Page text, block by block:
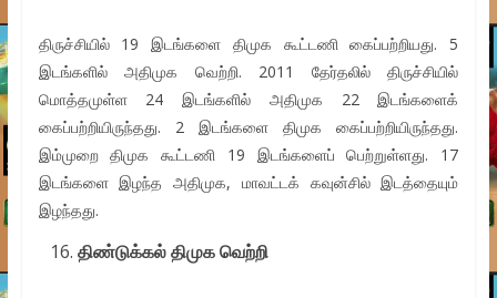
திருச்சியில் 19 இடங்களை திமுக கூட்டணி கைப்பற்றியது. 5
இடங்களில் அதிமுக வெற்றி. 2011 தேர்தலில் திருச்சியில்
மொத்தமுள்ள 24 இடங்களில் அதிமுக 22 இடங்களைக்
கைப்பற்றியிருந்தது. 2 இடங்களை திமுக கைப்பற்றியிருந்தது.
இம்முறை திமுக கூட்டணி 19 இடங்களைப் பெற்றுள்ளது. 17
இடங்களை இழந்த அதிமுக, மாவட்டக் கவுன்சில் இடத்தையும்
இழந்தது.
திண்டுக்கல் திமுக வெற்றி